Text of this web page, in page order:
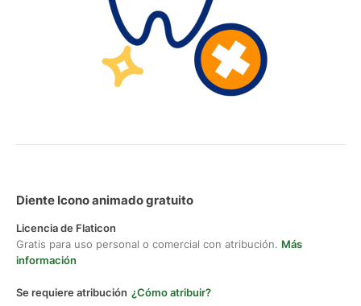
Diente Icono animado gratuito
Licencia de Flaticon
Gratis para uso personal o comercial con atribución. Más
información
Se requiere atribución ¿Cómo atribuir?